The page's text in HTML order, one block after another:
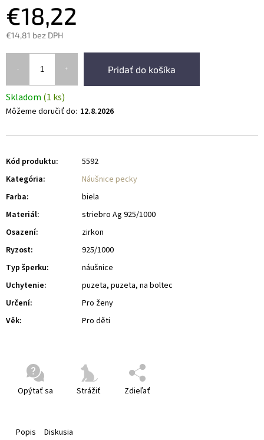
€18,22
€14,81 bez DPH
Pridať do košíka
Skladom (1 ks)
Môžeme doručiť do: 12.8.2026
Opýtať sa Strážiť Zdieľať
Kód produktu:
5592
Kategória:
Náušnice pecky
Farba:
biela
Materiál:
striebro Ag 925/1000
Osazení:
zirkon
Ryzost:
925/1000
Typ šperku:
náušnice
Uchytenie:
puzeta, puzeta, na boltec
Určení:
Pro ženy
Věk: Pro děti
Popis Diskusia